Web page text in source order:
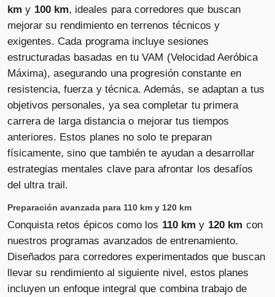
km y 100 km, ideales para corredores que buscan
mejorar su rendimiento en terrenos técnicos y
exigentes. Cada programa incluye sesiones
estructuradas basadas en tu VAM (Velocidad Aeróbica
Máxima), asegurando una progresión constante en
resistencia, fuerza y técnica. Además, se adaptan a tus
objetivos personales, ya sea completar tu primera
carrera de larga distancia o mejorar tus tiempos
anteriores. Estos planes no solo te preparan
físicamente, sino que también te ayudan a desarrollar
estrategias mentales clave para afrontar los desafíos
del ultra trail.
Preparación avanzada para 110 km y 120 km
Conquista retos épicos como los 110 km y 120 km con
nuestros programas avanzados de entrenamiento.
Diseñados para corredores experimentados que buscan
llevar su rendimiento al siguiente nivel, estos planes
incluyen un enfoque integral que combina trabajo de